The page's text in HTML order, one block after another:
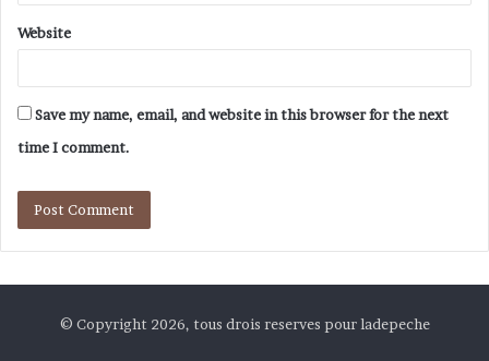
Website
Save my name, email, and website in this browser for the next
time I comment.
© Copyright 2026, tous drois reserves pour ladepeche